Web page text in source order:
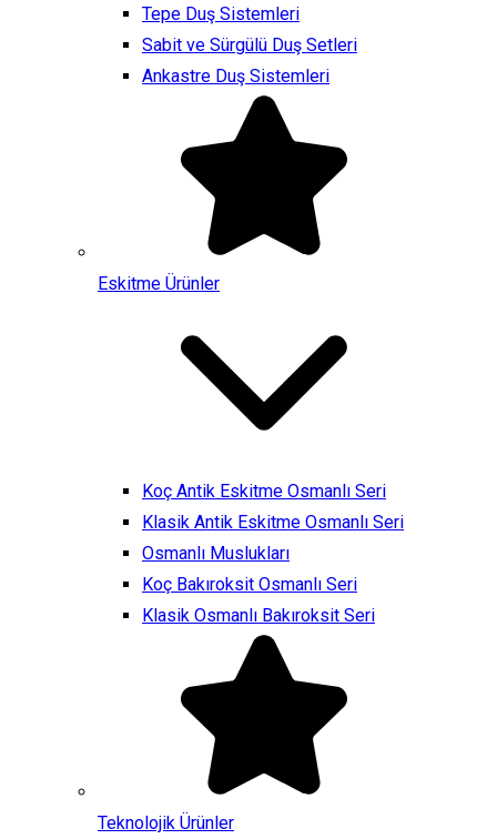
Tepe Duş Sistemleri
Sabit ve Sürgülü Duş Setleri
Ankastre Duş Sistemleri
Eskitme Ürünler
Koç Antik Eskitme Osmanlı Seri
Klasik Antik Eskitme Osmanlı Seri
Osmanlı Muslukları
Koç Bakıroksit Osmanlı Seri
Klasik Osmanlı Bakıroksit Seri
Teknolojik Ürünler